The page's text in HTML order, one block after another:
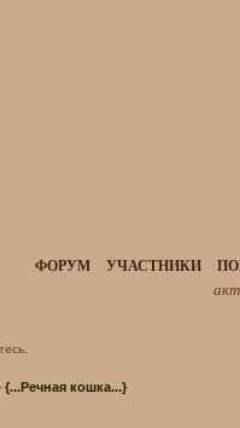
ФОРУМ УЧАСТНИКИ
.
{...Речная кошка...}